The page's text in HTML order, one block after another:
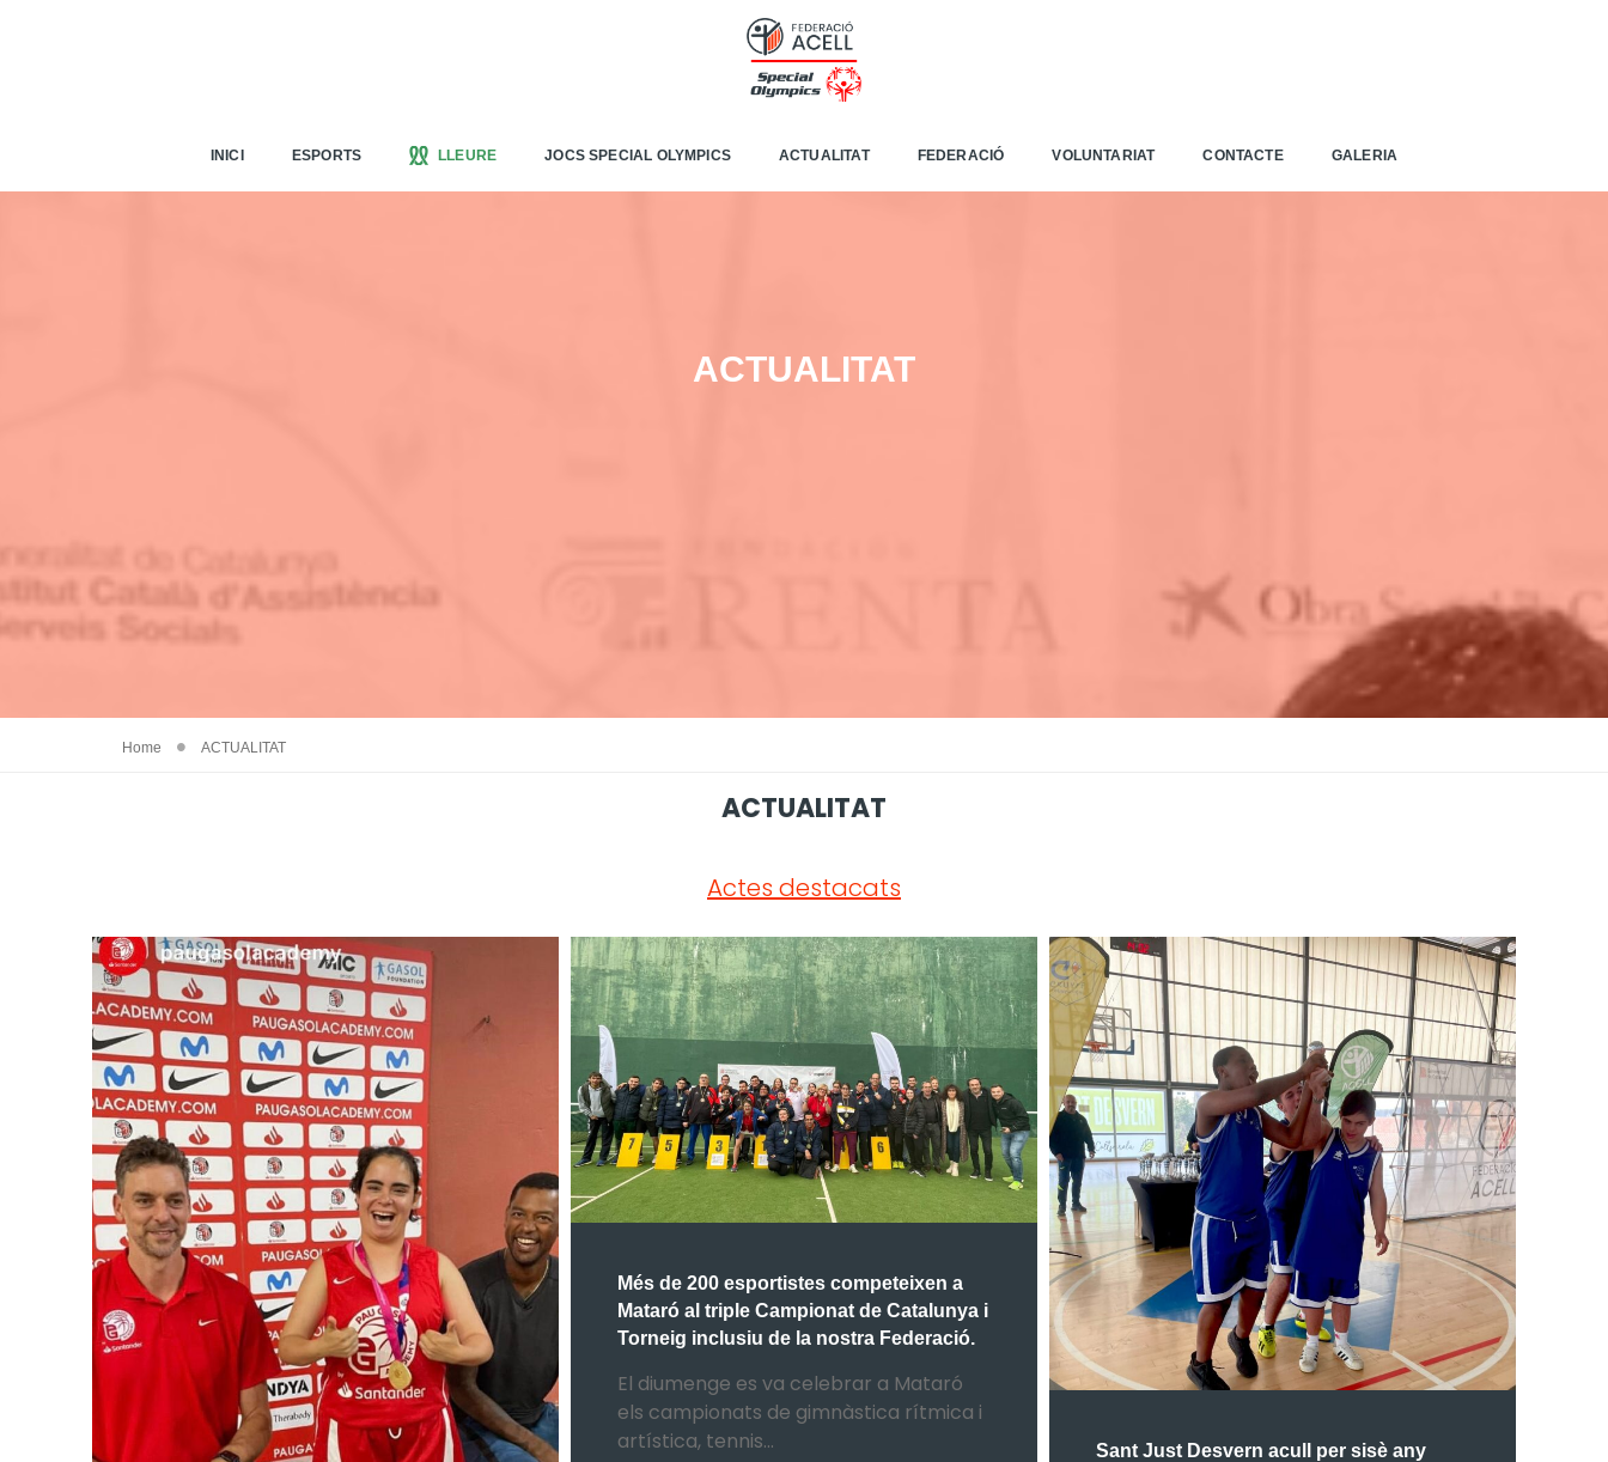
INICI ESPORTS LLEURE JOCS SPECIAL OLYMPICS ACTUALITAT FEDERACIÓ VOLUNTARIAT CONTACTE GALERIA
ACTUALITAT
Home ACTUALITAT
ACTUALITAT
Actes destacats
Més de 200 esportistes competeixen a
Mataró al triple Campionat de Catalunya i
Torneig inclusiu de la nostra Federació.
El diumenge es va celebrar a Mataró
els campionats de gimnàstica rítmica i
artística, tennis...
Sant Just Desvern acull per sisè any